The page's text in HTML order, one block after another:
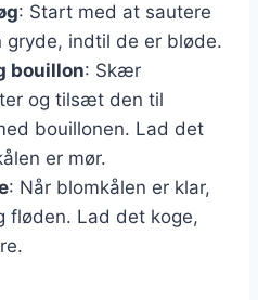
: Start med at sautere
gryde, indtil de er bløde.
bouillon: Skær
og tilsæt den til
bouillonen. Lad det
er mør.
: Når blomkålen er klar,
fløden. Lad det koge,